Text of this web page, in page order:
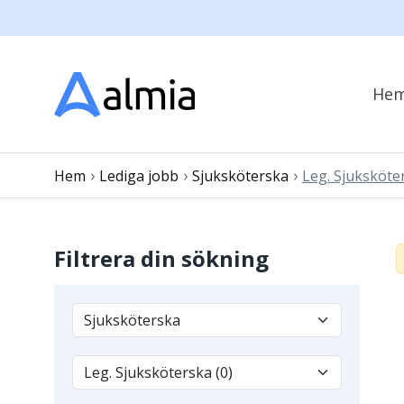
Hem › Lediga jobb › Sjuksköterska › Leg.
Filtrera din sökning